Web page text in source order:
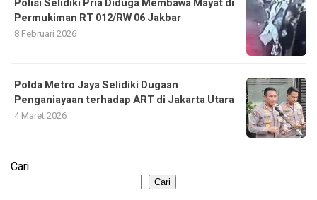
Polisi Selidiki Pria Diduga Membawa Mayat di
Permukiman RT 012/RW 06 Jakbar
8 Februari 2026
Polda Metro Jaya Selidiki Dugaan
Penganiayaan terhadap ART di Jakarta Utara
4 Maret 2026
Cari
Cari